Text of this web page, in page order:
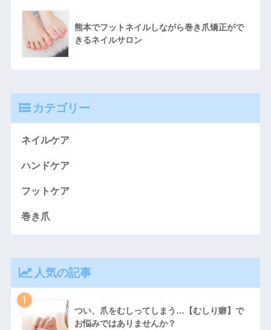
熊本でフットネイルしながら巻き爪矯正がで
きるネイルサロン
カテゴリー
ネイルケア
ハンドケア
フットケア
巻き爪
人気の記事
1
つい、爪をむしってしまう…【むしり癖】で
お悩みではありませんか？